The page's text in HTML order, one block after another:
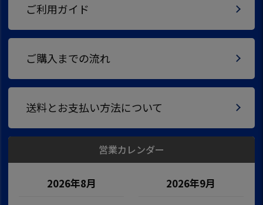
ご利用ガイド
ご購入までの流れ
送料とお支払い方法について
営業カレンダー
2026年8月 2026年9月